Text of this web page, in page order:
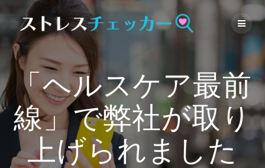
to
content
「ヘルスケア最前
線」で弊社が取り
上げられました